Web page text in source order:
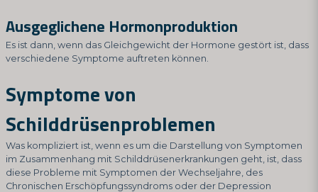
Ausgeglichene Hormonproduktion
Es ist dann, wenn das Gleichgewicht der Hormone gestört ist, dass
verschiedene Symptome auftreten können.
Symptome von
Schilddrüsenproblemen
Was kompliziert ist, wenn es um die Darstellung von Symptomen
im Zusammenhang mit Schilddrüsenerkrankungen geht, ist, dass
diese Probleme mit Symptomen der Wechseljahre, des
Chronischen Erschöpfungssyndroms oder der Depression